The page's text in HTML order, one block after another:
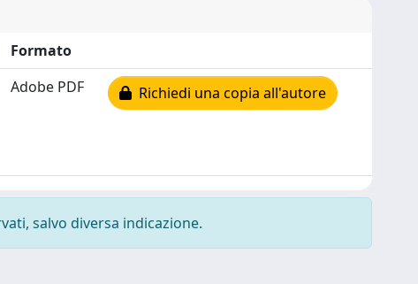
Formato
Adobe PDF Richiedi una copia all'autore
salvo diversa indicazione.